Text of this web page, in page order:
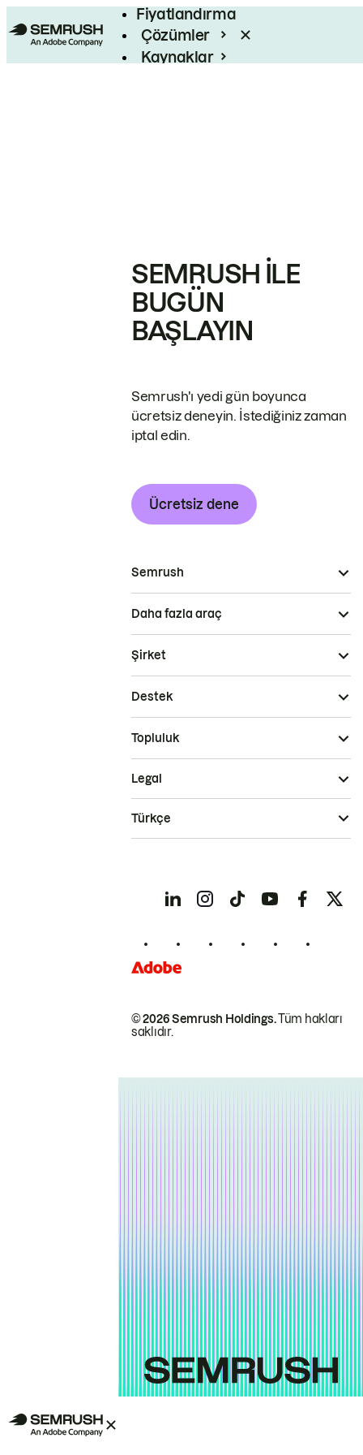
Fiyatlandırma
Çözümler
Kaynaklar
SEMRUSH ILE
BUGÜN
BAŞLAYIN
Semrush'ı yedi gün boyunca
ücretsiz deneyin. İstediğiniz zaman
iptal edin.
Ücretsiz dene
Semrush
Daha fazla araç
Şirket
Destek
Topluluk
© 2026 Semrush Holdings.Tüm hakları
saklıdır.
Legal
Türkçe